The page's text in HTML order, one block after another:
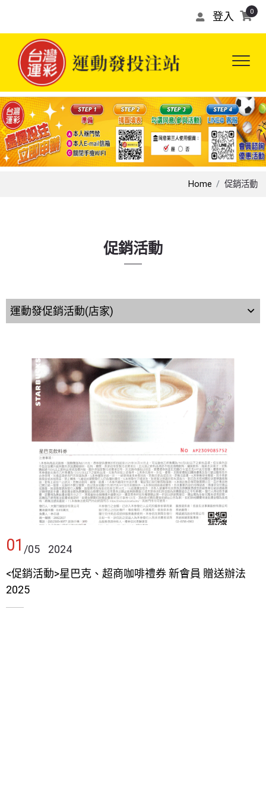
登入 0
Home 促銷活動
促銷活動
運動發促銷活動(店家)
01 /05
2024
<促銷活動>星巴克、超商咖啡禮券 新會員 贈送辦法
2025